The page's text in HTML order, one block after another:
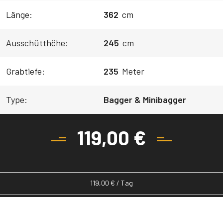
Länge: 362 cm
Ausschütthöhe: 245 cm
Grabtiefe: 235 Meter
Type: Bagger & Minibagger
119,00 €
119,00 € / Tag